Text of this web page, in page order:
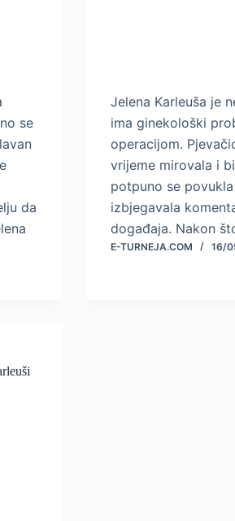
se
da
Jelena Karleuša je
ima ginekološki
operacijom.
vrijeme mirovala i
potpuno se
izbjegavala
događaja. Nakon
E-TURNEJA.COM 16/